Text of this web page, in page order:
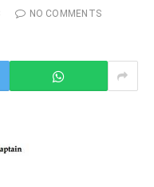
NO COMMENTS